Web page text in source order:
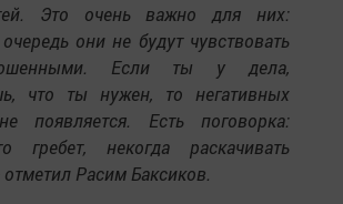
Это очень важно для них:
они не будут чувствовать
Если ты у дела,
что ты нужен, то негативных
появляется. Есть поговорка:
гребет, некогда раскачивать
отметил Расим Баксиков.